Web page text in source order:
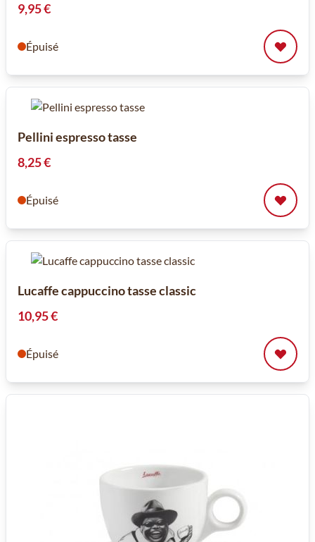
9,95 €
Épuisé
Pellini espresso tasse
8,25 €
Épuisé
Lucaffe cappuccino tasse classic
10,95 €
Épuisé